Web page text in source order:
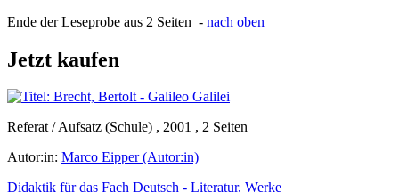
Ende der Leseprobe aus 2 Seiten - nach oben
Jetzt kaufen
Referat / Aufsatz (Schule) , 2001 , 2 Seiten
Autor:in: Marco Eipper (Autor:in)
Didaktik für das Fach Deutsch - Literatur, Werke